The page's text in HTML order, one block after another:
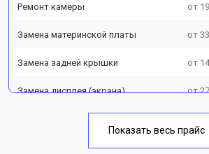
Ремонт камеры от
Замена материнской платы от
Замена задней крышки от
Замена дисплея (экрана) от
Замена кнопки включения от
Показать весь прайс